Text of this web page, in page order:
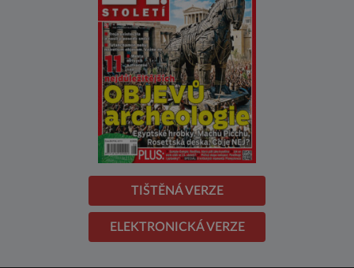
TIŠTĚNÁ VERZE
ELEKTRONICKÁ VERZE